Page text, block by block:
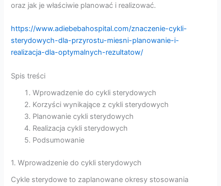
oraz jak je właściwie planować i realizować.
https://www.adiebebahospital.com/znaczenie-cykli-
sterydowych-dla-przyrostu-miesni-planowanie-i-
realizacja-dla-optymalnych-rezultatow/
Spis treści
Wprowadzenie do cykli sterydowych
Korzyści wynikające z cykli sterydowych
Planowanie cykli sterydowych
Realizacja cykli sterydowych
Podsumowanie
1. Wprowadzenie do cykli sterydowych
Cykle sterydowe to zaplanowane okresy stosowania